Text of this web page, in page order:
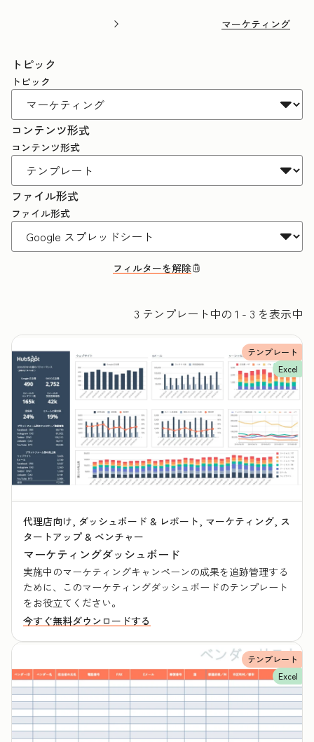
マーケティング
トピック
トピック
コンテンツ形式
コンテンツ形式
ファイル形式
ファイル形式
フィルターを解除
3 テンプレート中の 1 - 3 を表示中
テンプレート
Excel
代理店向け, ダッシュボード & レポート, マーケティング, ス
タートアップ & ベンチャー
マーケティングダッシュボード
実施中のマーケティングキャンペーンの成果を追跡管理する
ために、このマーケティングダッシュボードのテンプレート
をお役立てください。
今すぐ無料ダウンロードする
テンプレート
Excel